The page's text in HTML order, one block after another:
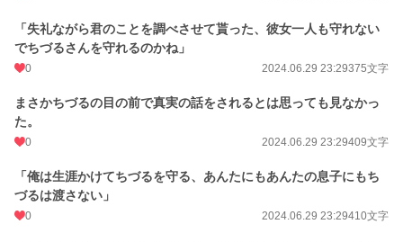
「失礼ながら君のことを調べさせて貰った、彼女一人も守れない
でちづるさんを守れるのかね」
0 2024.06.29 23:29375文字
まさかちづるの目の前で真実の話をされるとは思っても見なかっ
た。
0 2024.06.29 23:29409文字
「俺は生涯かけてちづるを守る、あんたにもあんたの息子にもち
づるは渡さない」
0 2024.06.29 23:29410文字